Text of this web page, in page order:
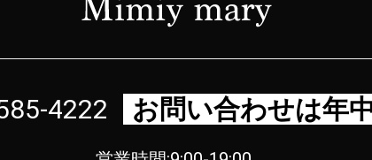
4222 お問い合わせは年